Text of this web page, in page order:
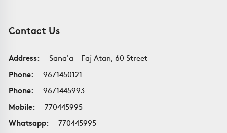
Contact Us
Address:
Sana'a - Faj Atan, 60 Street
Phone:
9671450121
Phone:
9671445993
Mobile:
770445995
Whatsapp:
770445995